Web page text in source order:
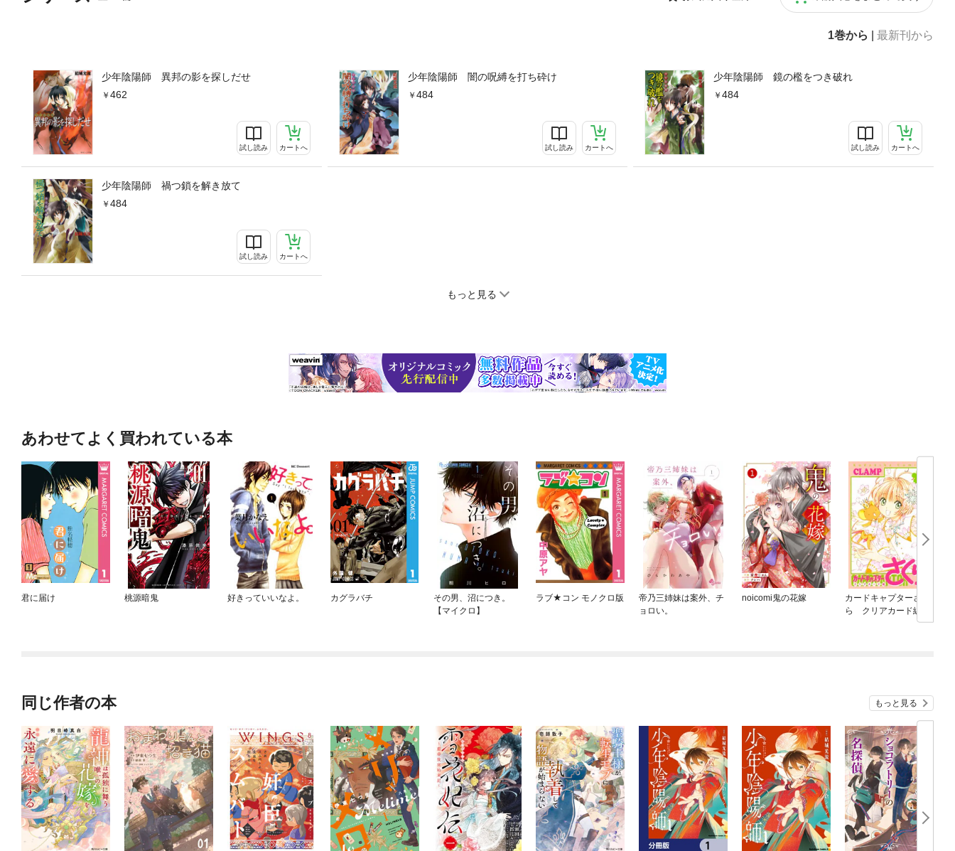
1巻から 最新刊から
少年陰陽師 異邦の影を探しだせ
462
試し読み カートへ
少年陰陽師 闇の呪縛を打ち砕け
484
試し読み カートへ
少年陰陽師 鏡の檻をつき破れ
484
試し読み カートへ
少年陰陽師 禍つ鎖を解き放て
484
試し読み カートへ
もっと見る
あわせてよく買われている本
君に届け 桃源暗鬼 好きっていいなよ。 カグラバチ
その男、沼につき。
【マイクロ】
ラブ★コン モノクロ版
帝乃三姉妹は案外、チ
ョロい。
noicomi鬼の花嫁
カードキャプターさく
ら クリアカード編
同じ作者の本 もっと見る